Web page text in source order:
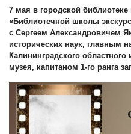
7 мая в городской
«Библиотечной школы
с Сергеем Александровичем
исторических наук, главным
Калининградского
музея, капитаном 1-го ранга